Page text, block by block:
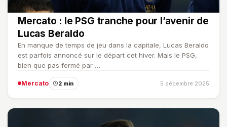
Mercato : le PSG tranche pour l’avenir de
Lucas Beraldo
En manque de temps de jeu dans la capitale, Lucas Beraldo
est parfois annoncé sur le départ cet hiver. Mais le PSG,
bien que pas fermé par …
Mercato 2 min 5 décembre 2025